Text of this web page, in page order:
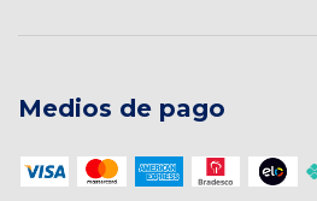
Medios de pago